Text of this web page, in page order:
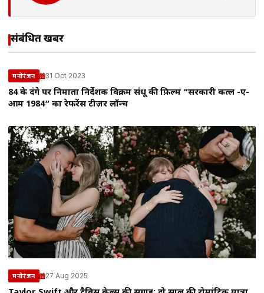
संबंधित खबरें
मनोरंजन 31 Oct 2023
84 के दंगे पर निर्माता निर्देशक विक्रम संधू की फ़िल्म “सरकारी कत्ल -ए-
आम 1984” का रेफरेंस टीज़र लॉन्च
मनोरंजन 27 Aug 2025